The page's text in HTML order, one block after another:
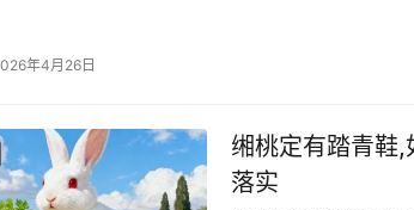
年4月26日
缃桃定有踏青鞋
落实